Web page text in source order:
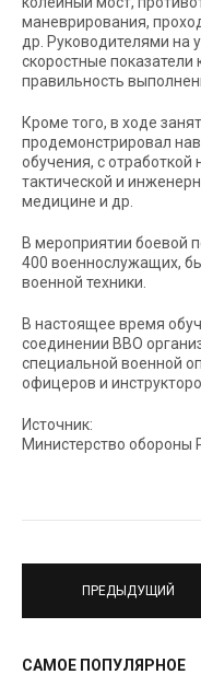
маневрирования,
др. Руководителями на
скоростные показатели
правильность
Кроме того, в ходе
продемонстрировал
обучения, с отработкой
тактической и
медицине и др.
В мероприятии боевой
400 военнослужащих,
военной техники.
В настоящее время
соединении ВВО
специальной военной
офицеров и
Источник:
Министерство обороны
ПРЕДЫДУЩИЙ
САМОЕ ПОПУЛЯРНОЕ